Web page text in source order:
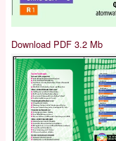
Download PDF 3.2 Mb